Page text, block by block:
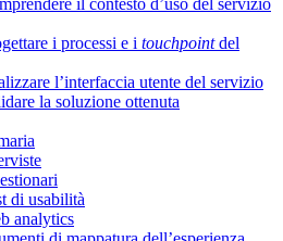
il contesto d’uso del servizio
i processi e i touchpointdel
l’interfaccia utente del servizio
la soluzione ottenuta
di usabilità
analytics